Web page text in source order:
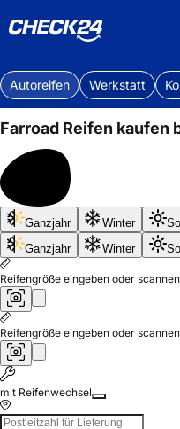
Autoreifen Werkstatt
Farroad Reifen kaufen
Bis
50%
sparen
Ganzjahr Winter
Ganzjahr
Winter
Reifengröße eingeben oder scannen
Reifengröße eingeben oder scannen
mit Reifenwechsel